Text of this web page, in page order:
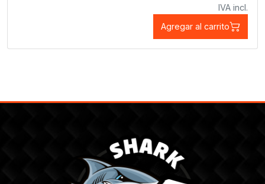
IVA incl.
Agregar al carrito